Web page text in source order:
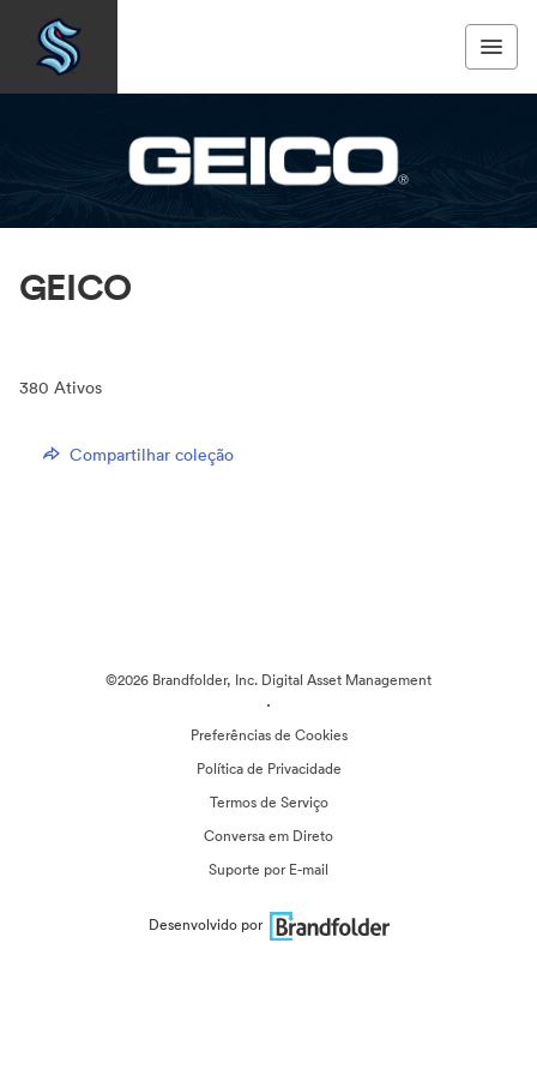
GEICO
380 Ativos
Compartilhar coleção
©2026 Brandfolder, Inc. Digital Asset Management
·
Preferências de Cookies
Política de Privacidade
Termos de Serviço
Conversa em Direto
Suporte por E-mail
Desenvolvido por